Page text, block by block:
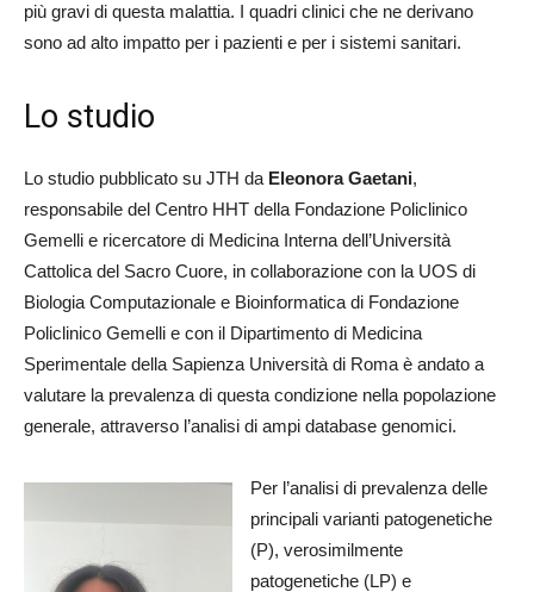
più gravi di questa malattia. I quadri clinici che ne derivano
sono ad alto impatto per i pazienti e per i sistemi sanitari.
Lo studio
Lo studio pubblicato su JTH da Eleonora Gaetani,
responsabile del Centro HHT della Fondazione Policlinico
Gemelli e ricercatore di Medicina Interna dell’Università
Cattolica del Sacro Cuore, in collaborazione con la UOS di
Biologia Computazionale e Bioinformatica di Fondazione
Policlinico Gemelli e con il Dipartimento di Medicina
Sperimentale della Sapienza Università di Roma è andato a
valutare la prevalenza di questa condizione nella popolazione
generale, attraverso l’analisi di ampi database genomici.
Per l’analisi di prevalenza delle
principali varianti patogenetiche
(P), verosimilmente
patogenetiche (LP) e